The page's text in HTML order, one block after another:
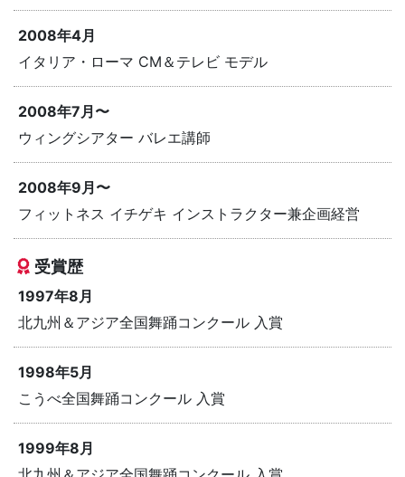
2008年4月
イタリア・ローマ CM＆テレビ モデル
2008年7月〜
ウィングシアター バレエ講師
2008年9月〜
フィットネス イチゲキ インストラクター兼企画経営
受賞歴
1997年8月
北九州＆アジア全国舞踊コンクール 入賞
1998年5月
こうべ全国舞踊コンクール 入賞
1999年8月